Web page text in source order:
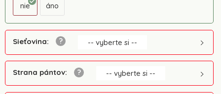
nie áno
Sieťovina: -- vyberte si --
Strana pántov: -- vyberte si --